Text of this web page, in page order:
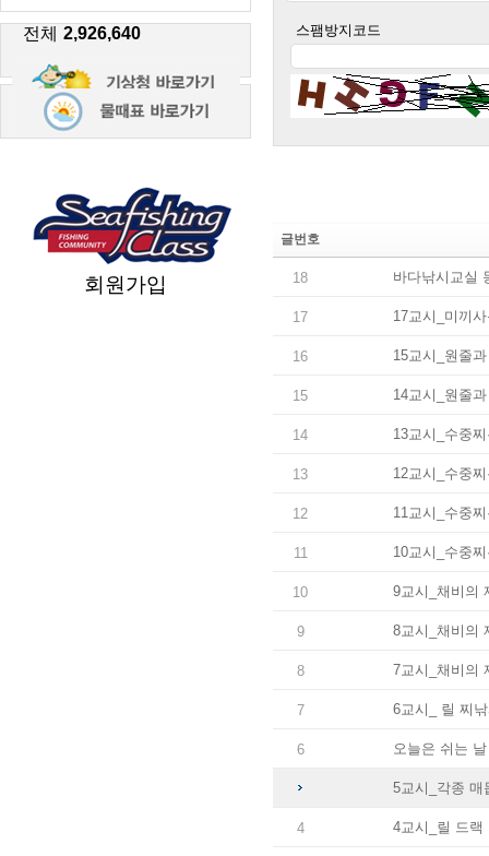
전체 2,926,640
회원가입
스팸방지코드
글번호
18 바다낚시교실
17 17교시_미끼
16 15교시_원줄
15 14교시_원줄
14 13교시_수중
13 12교시_수중
12 11교시_수중
11 10교시_수중
10 9교시_채비의
9 8교시_채비의
8 7교시_채비의
7 6교시_ 릴 찌
6 오늘은 쉬는 날
5교시_각종 매
4 4교시_릴 드랙